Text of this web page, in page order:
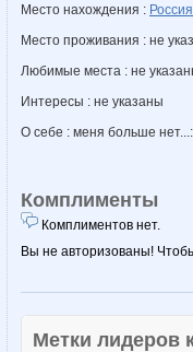
Место нахождения : Россия
Место проживания : не
Любимые места : не
Интересы : не указаны
О себе : меня больше
Комплименты
Комплиментов нет.
Вы не авторизованы!
Метки